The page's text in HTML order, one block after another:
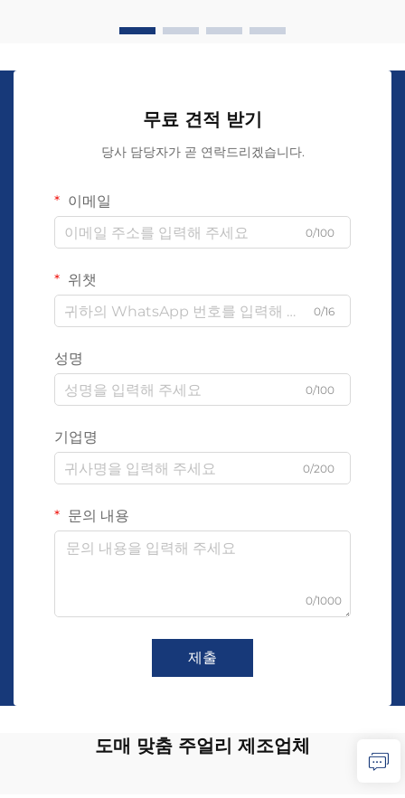
무료 견적 받기
당사 담당자가 곧 연락드리겠습니다.
이메일
0/100
위챗
0/16
성명
0/100
기업명
0/200
문의 내용
0/1000
제출
도매 맞춤 주얼리 제조업체